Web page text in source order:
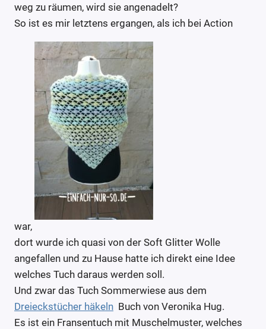
weg zu räumen, wird sie angenadelt?
So ist es mir letztens ergangen, als ich bei Action
war,
dort wurde ich quasi von der Soft Glitter Wolle
angefallen und zu Hause hatte ich direkt eine Idee
welches Tuch daraus werden soll.
Und zwar das Tuch Sommerwiese aus dem
Dreieckstücher häkeln Buch von Veronika Hug.
Es ist ein Fransentuch mit Muschelmuster, welches